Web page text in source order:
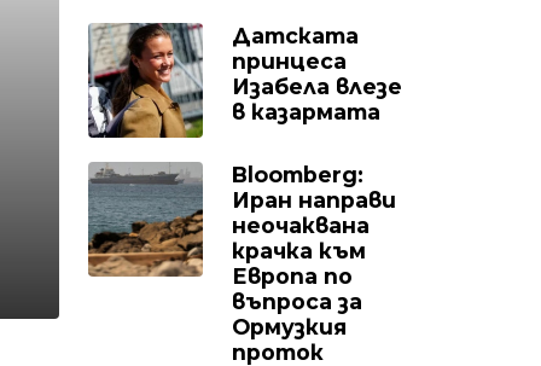
Датската
принцеса
Изабела влезе
в казармата
Bloomberg:
Иран направи
неочаквана
крачка към
Европа по
въпроса за
Ормузкия
проток